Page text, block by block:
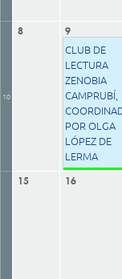
10
8 9
CLUB DE
LECTURA
ZENOBIA
CAMPRUBÍ,
POR OLGA
LÓPEZ DE
LERMA
15 16